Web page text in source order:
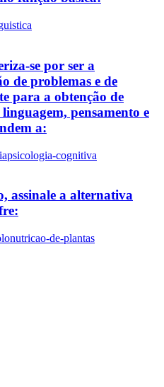
se por ser a
de problemas e de
para a obtenção de
pensamento e
a:
psicologia-cognitiva
assinale a alternativa
nutricao-de-plantas